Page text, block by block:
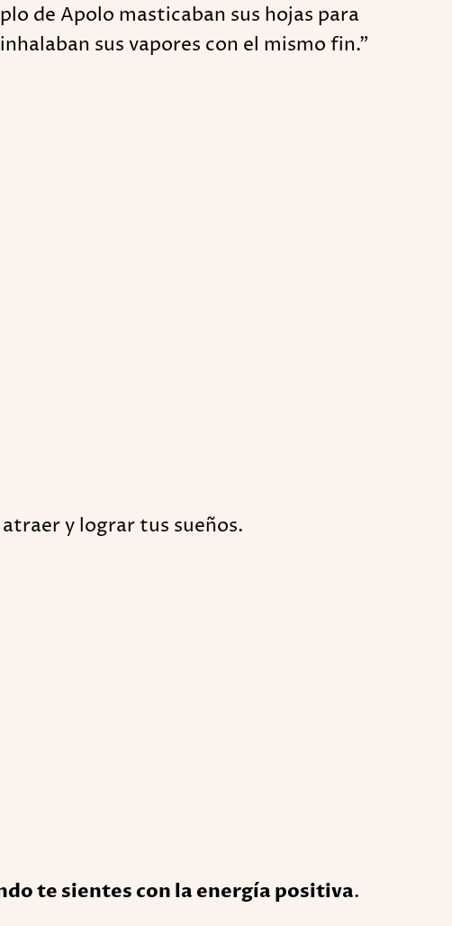
de Apolo masticaban sus hojas para
sus vapores con el mismo fin."
y lograr tus sueños.
te sientes con la energía positiva.